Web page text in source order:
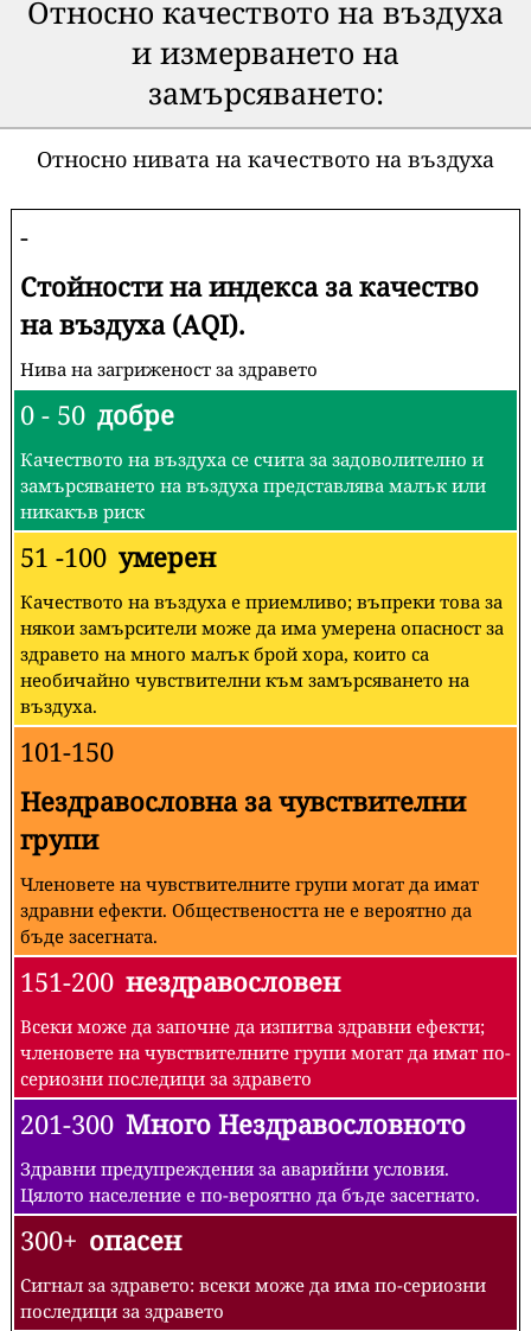
Относно качеството на въздуха
и измерването на
замърсяването:
Относно нивата на качеството на въздуха
-
Стойности на индекса за качество
на въздуха (AQI).
Нива на загриженост за здравето
0 - 50 добре
Качеството на въздуха се счита за задоволително и
замърсяването на въздуха представлява малък или
никакъв риск
51 -100 умерен
Качеството на въздуха е приемливо; въпреки това за
някои замърсители може да има умерена опасност за
здравето на много малък брой хора, които са
необичайно чувствителни към замърсяването на
въздуха.
101-150
Нездравословна за чувствителни
групи
Членовете на чувствителните групи могат да имат
здравни ефекти. Обществеността не е вероятно да
бъде засегната.
151-200 нездравословен
Всеки може да започне да изпитва здравни ефекти;
членовете на чувствителните групи могат да имат по-
сериозни последици за здравето
201-300 Много Нездравословното
Здравни предупреждения за аварийни условия.
Цялото население е по-вероятно да бъде засегнато.
300+ опасен
Сигнал за здравето: всеки може да има по-сериозни
последици за здравето